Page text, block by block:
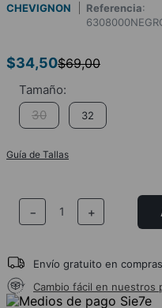
CHEVIGNON Referencia:
$34,50$69,00
30 32
Guía de Tallas
＋
－
Envío gratuito en
Cambio fácil en nuestros